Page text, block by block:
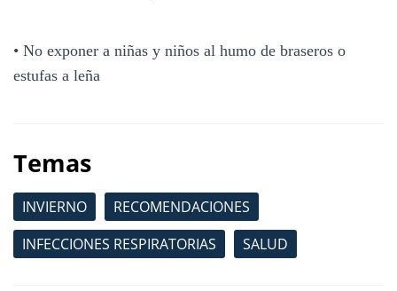
• No exponer a niñas y niños al humo de braseros o
estufas a leña
Temas
INVIERNO
RECOMENDACIONES
INFECCIONES RESPIRATORIAS
SALUD